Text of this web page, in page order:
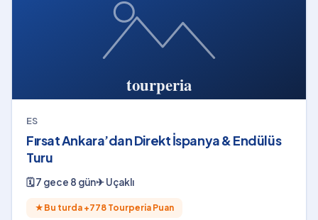
ES
Fırsat Ankara’dan Direkt İspanya & Endülüs
Turu
🗓7 gece 8 gün✈Uçaklı
★ Bu turda +778 Tourperia Puan